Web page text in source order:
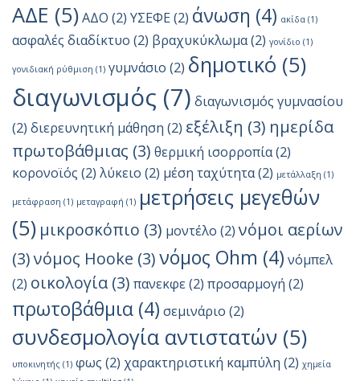
ΑΔΕ (5)ΑΔΟ (2) ΥΣΕΦΕ(2) άνωση (4) ακίδα (1)
ασφαλές διαδίκτυο (2) βραχυκύκλωμα(2) γονίδιο (1)
γονιδιακή ρύθμιση (1) γυμνάσιο (2) δημοτικό (5)
διαγωνισμός (7) διαγωνισμός γυμνασίου
(2) διερευνητική μάθηση (2) εξέλιξη (3) ημερίδα
πρωτοβάθμιας (3) θερμική ισορροπία(2)
κορονοϊός (2) λύκειο (2) μέση ταχύτητα(2) μετάλλαξη (1)
μετάφραση (1) μεταγραφή (1) μετρήσεις μεγεθών
(5) μικροσκόπιο (3) μοντέλο (2) νόμοι αερίων
(3)νόμος Hooke (3)νόμος Ohm (4) νόμπελ
(2) οικολογία(3) πανεκφε(2) προσαρμογή (2)
πρωτοβάθμια (4) σεμινάριο (2)
συνδεσμολογία αντιστατών (5)
υποκινητής (1) φως (2) χαρακτηριστική καμπύλη (2) χημεία